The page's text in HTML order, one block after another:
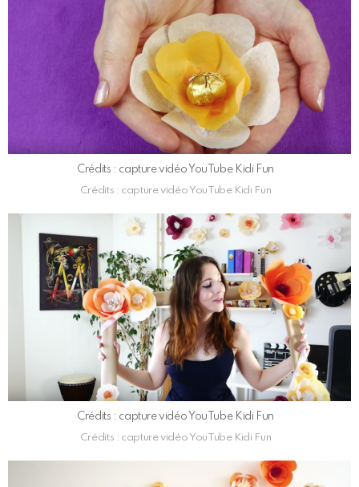
Crédits : capture vidéo YouTube Kidi Fun
Crédits : capture vidéo YouTube Kidi Fun
Crédits : capture vidéo YouTube Kidi Fun
Crédits : capture vidéo YouTube Kidi Fun